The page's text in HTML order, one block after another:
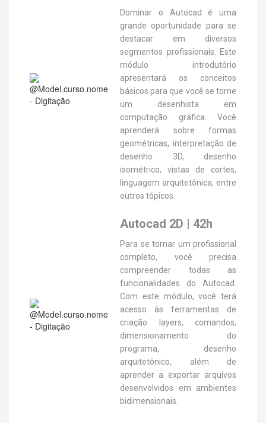
Dominar o Autocad é uma
grande oportunidade para se
destacar em diversos
segmentos profissionais. Este
módulo introdutório
apresentará os conceitos
básicos para que você se torne
um desenhista em
computação gráfica. Você
aprenderá sobre formas
geométricas, interpretação de
desenho 3D, desenho
isométrico, vistas de cortes,
linguagem arquitetônica, entre
outros tópicos.
Autocad 2D | 42h
Para se tornar um profissional
completo, você precisa
compreender todas as
funcionalidades do Autocad.
Com este módulo, você terá
acesso às ferramentas de
criação layers, comandos,
dimensionamento do
programa, desenho
arquitetônico, além de
aprender a exportar arquivos
desenvolvidos em ambientes
bidimensionais.